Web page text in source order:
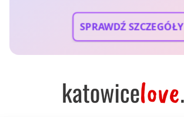
SPRAWDŹ SZCZEGÓŁY